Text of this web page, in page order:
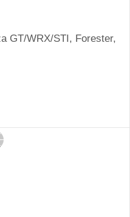
GT/WRX/STI, Forester,